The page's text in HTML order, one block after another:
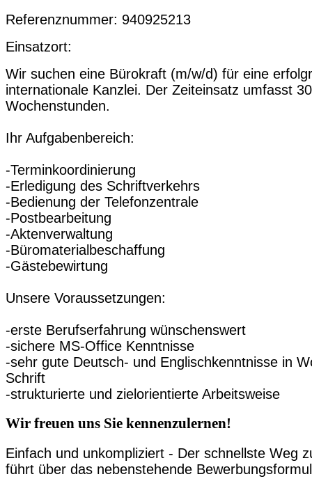
Referenznummer: 940925213
Einsatzort:
Wir suchen eine Bürokraft (m/w/d) für eine
internationale Kanzlei. Der Zeiteinsatz umfasst 30
Wochenstunden.
Ihr Aufgabenbereich:
-Terminkoordinierung
-Erledigung des Schriftverkehrs
-Bedienung der Telefonzentrale
-Postbearbeitung
-Aktenverwaltung
-Büromaterialbeschaffung
-Gästebewirtung
Unsere Voraussetzungen:
-erste Berufserfahrung wünschenswert
-sichere MS-Office Kenntnisse
-sehr gute Deutsch- und Englischkenntnisse in
Schrift
-strukturierte und zielorientierte Arbeitsweise
Wir freuen uns Sie kennenzulernen!
Einfach und unkompliziert - Der schnellste Weg
führt über das nebenstehende